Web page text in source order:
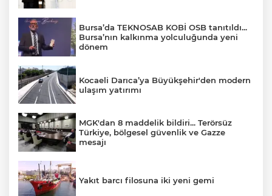
Bursa’da TEKNOSAB KOBİ OSB tanıtıldı...
Bursa’nın kalkınma yolculuğunda yeni
dönem
Kocaeli Darıca’ya Büyükşehir'den modern
ulaşım yatırımı
MGK'dan 8 maddelik bildiri... Terörsüz
Türkiye, bölgesel güvenlik ve Gazze
mesajı
Yakıt barcı filosuna iki yeni gemi